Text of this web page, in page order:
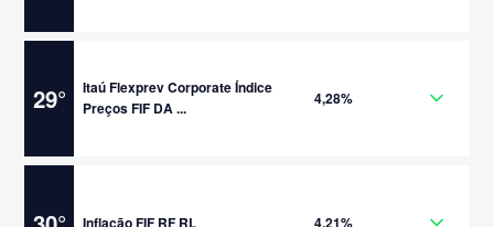
29°
Itaú Flexprev Corporate Índice
Preços FIF DA ...
4,28%
Inflação FIF RF RL 4,21%